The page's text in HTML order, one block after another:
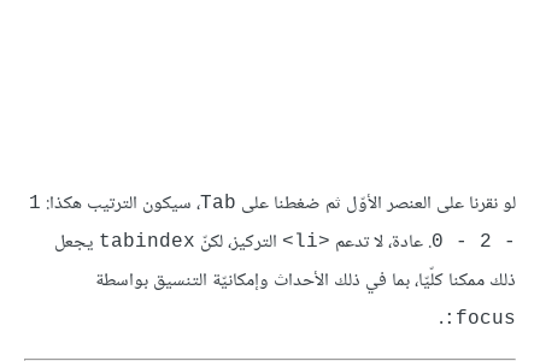
لو نقرنا على العنصر الأوّل ثم ضغطنا على Tab، سيكون الترتيب هكذا:
- 2 - 0
. عادة، لا تدعم <li> التركيز، لكنّ tabindex يجعل
ذلك ممكنا كلّيّا، بما في ذلك الأحداث وإمكانيّة التنسيق بواسطة
focus:
.